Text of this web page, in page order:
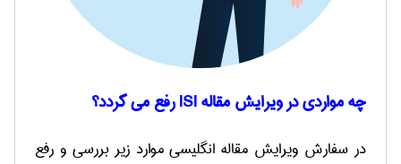
چه مواردی در ویرایش مقالهISIرفع می گردد؟
در سفارش ویرایش مقاله انگلیسی موارد زیر بررسی و رفع